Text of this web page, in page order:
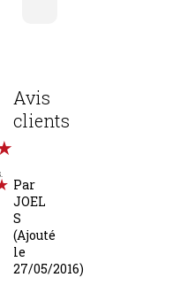
Avis
clients
Par
JOEL
S
(Ajouté
le
27/05/2016)